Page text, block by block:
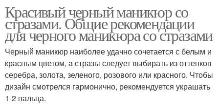
Красивый черный маникюр со
стразами. Общие рекомендации
для черного маникюра со стразами
Черный маникюр наиболее удачно сочетается с белым и
красным цветом, а стразы следует выбирать из оттенков
серебра, золота, зеленого, розового или красного. Чтобы
дизайн смотрелся гармонично, рекомендуется украшать
1-2 пальца.